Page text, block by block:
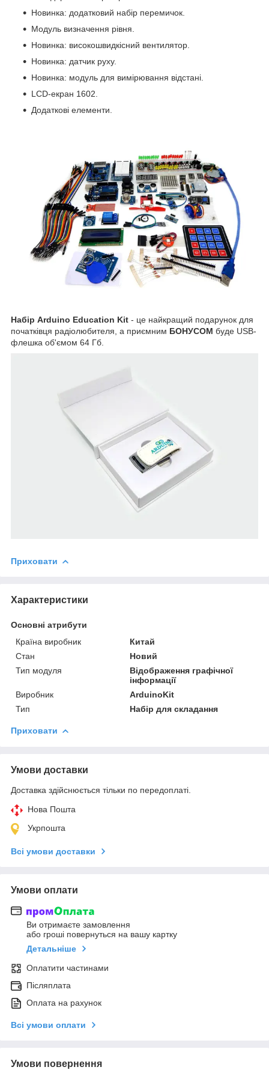
Новинка: додатковий набір перемичок.
Модуль визначення рівня.
Новинка: високошвидкісний вентилятор.
Новинка: датчик руху.
Новинка: модуль для вимірювання відстані.
LCD-екран 1602.
Додаткові елементи.
Набір Arduino Education Kit - це найкращий подарунок для
початківця радіолюбителя, а приємним БОНУСОМ буде USB-
флешка об'ємом 64 Гб.
Приховати
Характеристики
Основні атрибути
Країна виробник
Китай
Стан
Новий
Тип модуля
Відображення графічної
інформації
Виробник
ArduinoKit
Тип
Набір для складання
Приховати
Умови доставки
Доставка здійснюється тільки по передоплаті.
Нова Пошта
Укрпошта
Всі умови доставки
Умови оплати
Ви отримаєте замовлення
або гроші повернуться на вашу картку
Детальніше
Оплатити частинами
Післяплата
Оплата на рахунок
Всі умови оплати
Умови повернення